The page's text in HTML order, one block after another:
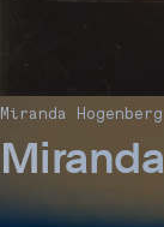
Miranda Hogenberg